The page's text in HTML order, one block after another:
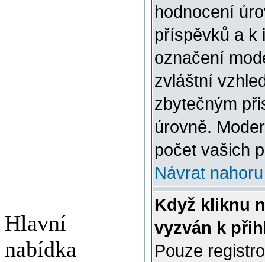
Hlavní
nabídka
hodnocení
příspěvků a k
označení
zvláštní
zbytečným
úrovně.
počet vašich
Návrat nahoru
Když kliknu
vyzván k
Pouze